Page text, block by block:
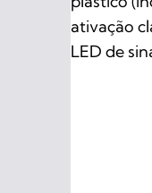
ativação
LED de